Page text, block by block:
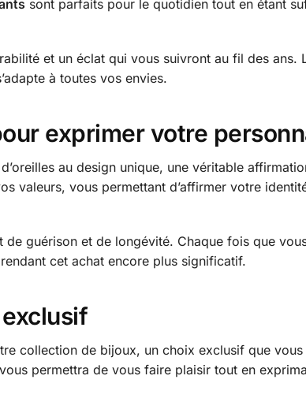
sont parfaits pour le quotidien tout en étant
et un éclat qui vous suivront au fil des ans.
à toutes vos envies.
exprimer votre
au design unique, une véritable
valeurs, vous permettant d’affirmer votre
guérison et de longévité. Chaque fois que
cet achat encore plus significatif.
collection de bijoux, un choix exclusif que
permettra de vous faire plaisir tout en